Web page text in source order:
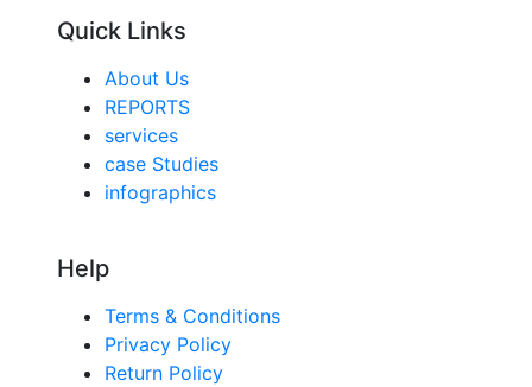
Quick Links
About Us
REPORTS
services
case Studies
infographics
Help
Terms & Conditions
Privacy Policy
Return Policy